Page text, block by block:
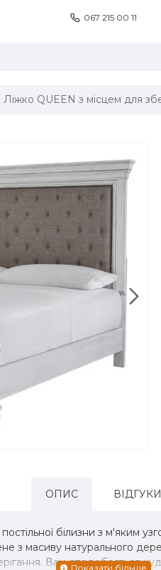
067 215 00 11
Ліжко QUEEN з місцем для
ОПИС ВІДГУКИ
білизни з м'яким
з масиву натурального
Вам сподобається